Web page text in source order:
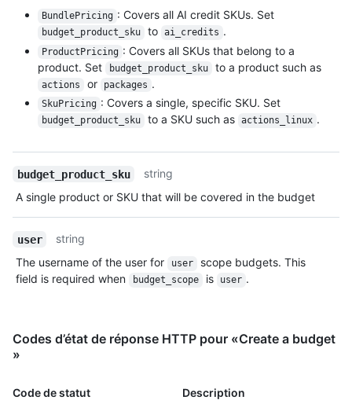
BundlePricing : Covers all AI credit SKUs. Set
budget_product_sku to ai_credits .
ProductPricing : Covers all SKUs that belong to a
product. Set
budget_product_sku to a product such as
actions or packages .
SkuPricing : Covers a single, specific SKU. Set
budget_product_sku to a SKU such as actions_linux .
budget_product_sku
string
A single product or SKU that will be covered in the budget
user
string
The username of the user for
user
scope budgets. This
field is required when
budget_scope is user .
Codes d’état de réponse HTTP pour «Create a budget
»
Code de statut Description